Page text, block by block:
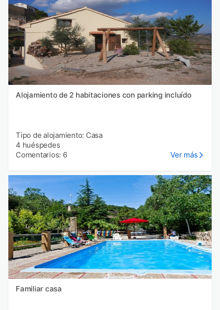
Alojamiento de 2 habitaciones con parking incluído
Tipo de alojamiento: Casa
4 huéspedes
Comentarios: 6
Ver más
Familiar casa